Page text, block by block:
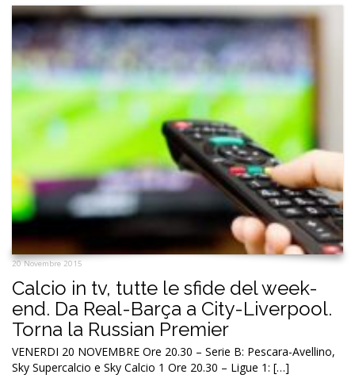
20 Novembre 2015
Calcio in tv, tutte le sfide del week-
end. Da Real-Barça a City-Liverpool.
Torna la Russian Premier
VENERDI 20 NOVEMBRE Ore 20.30 – Serie B: Pescara-Avellino,
Sky Supercalcio e Sky Calcio 1 Ore 20.30 – Ligue 1: […]